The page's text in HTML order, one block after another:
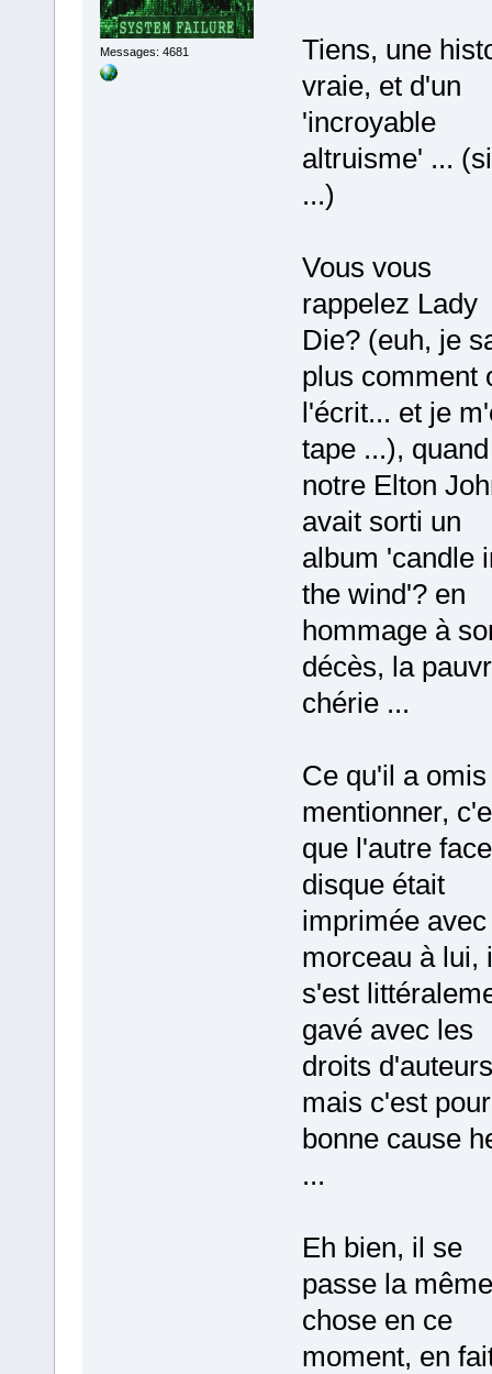
Messages: 4681
Tiens, une
vraie, et d'un
'incroyable
altruisme' ...
...)
Vous vous
rappelez Lady
Die? (euh, je
plus comment
l'écrit... et je
tape ...), quand
notre Elton
avait sorti un
album 'candle
the wind'? en
hommage à
décès, la
chérie ...
Ce qu'il a omis
mentionner,
que l'autre
disque était
imprimée avec
morceau à lui,
s'est
gavé avec les
droits
mais c'est
bonne cause
...
Eh bien, il se
passe la même
chose en ce
moment, en